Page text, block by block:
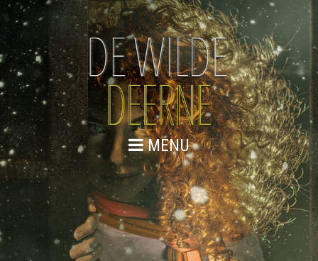
MENU
DE WILDE DEERNE – SCENEFOTO
EXTRA 26